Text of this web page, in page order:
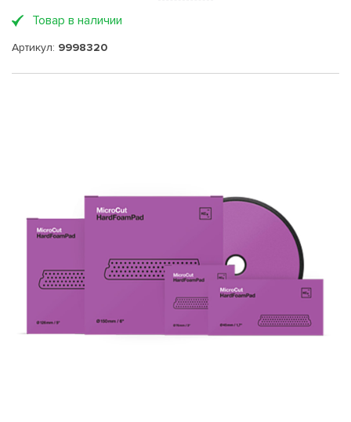
Товар в наличии
Артикул: 9998320